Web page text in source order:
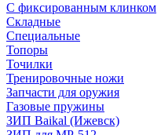
С фиксированным клинком
Складные
Специальные
Топоры
Точилки
Тренировочные ножи
Запчасти для оружия
Газовые пружины
ЗИП Baikal (Ижевск)